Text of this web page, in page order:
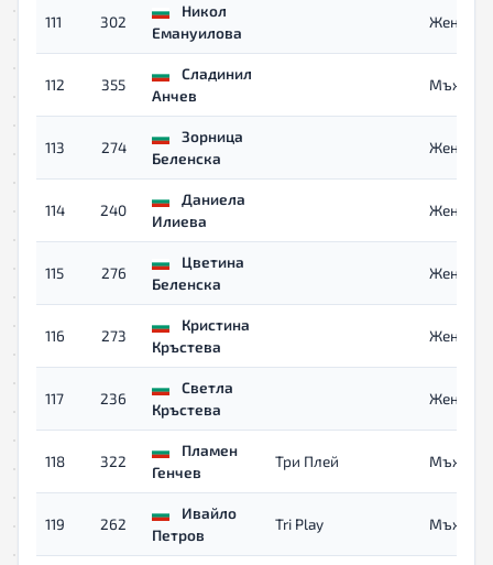
111 302
Никол
Емануилова
Жени
112 355
Сладинил
Анчев
Мъже
113 274
Зорница
Беленска
Жени
114 240
Даниела
Илиева
Жени
115 276
Цветина
Беленска
Жени
116 273
Кристина
Кръстева
Жени
117 236
Светла
Кръстева
Жени
118 322
Пламен
Генчев
Три Плей Мъже
119 262
Ивайло
Петров
Tri Play Мъже